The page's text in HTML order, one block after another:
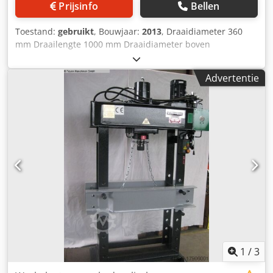
Prijsinfo Bellen
Toestand: gebruikt, Bouwjaar: 2013, Draaidiameter 360
mm Draailengte 1000 mm Draaidiameter boven
dwarsslede 215 mm Toerental(len) 30 - 3000 tpm
Spilboring 38 mm Langsvoeding 0,043 - 0,653 m/min Totale
vermogensbehoefte 3,5 kW Machinegewicht ca. 1500 kg
Benodigde ruimte ca. 1900 x 900 x 1300 mm Toebehoren: -
3-klauwplaat Dcodpfx Aszfqi Roanek - 4-klauwplaat -
Multifix-gereedschapshouder - Newall digitale uitlezing -
Variabel toerental - Vaste en meedraaiende brillensteun
Advertentie
1 /3